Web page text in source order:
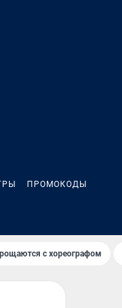
ПРОМОКОДЫ
с хореографом